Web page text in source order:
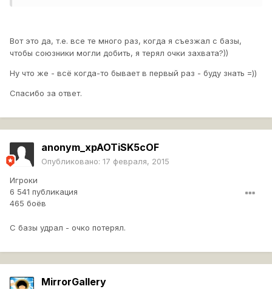
Вот это да, т.е. все те много раз, когда я съезжал с базы,
чтобы союзники могли добить, я терял очки захвата?))
Ну что же - всё когда-то бывает в первый раз - буду знать =))
Спасибо за ответ.
anonym_xpAOTiSK5cOF
Опубликовано: 17 февраля, 2015
Игроки
6 541 публикация
465 боёв
С базы удрал - очко потерял.
MirrorGallery